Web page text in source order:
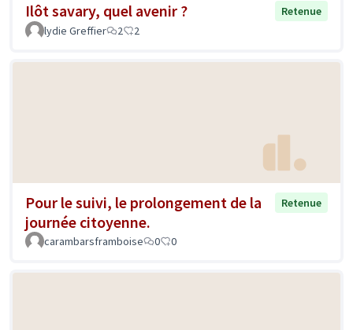
Ilôt savary, quel avenir ?
Retenue
lydie Greffier
2 2
Pour le suivi, le prolongement de la
journée citoyenne.
Retenue
carambarsframboise 0 0